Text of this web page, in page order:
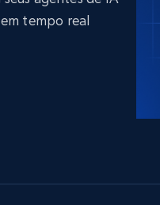
e hospedagemVídeos
tempo real